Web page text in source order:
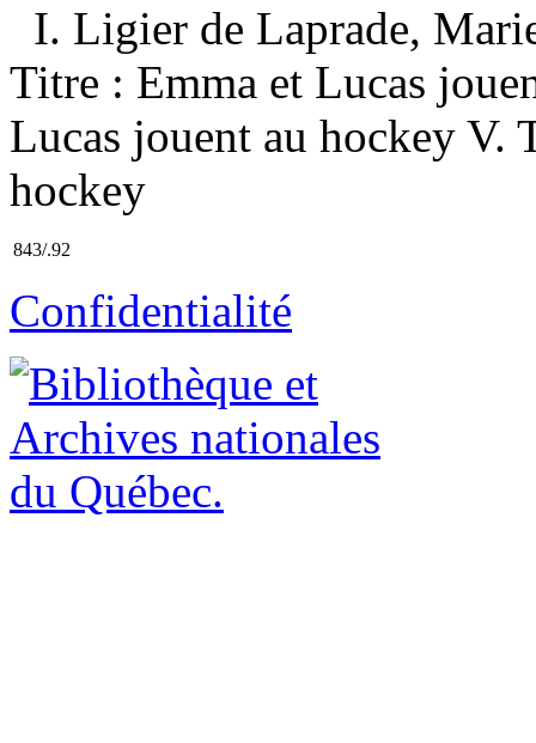
I. Ligier de Laprade,
Titre : Emma et Lucas
Lucas jouent au hockey V.
hockey
843/.92
Confidentialité